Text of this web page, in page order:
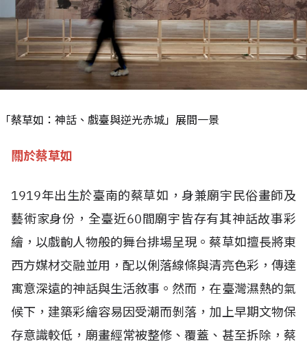
「蔡草如：神話、戲臺與逆光赤城」展間一景
關於蔡草如
1919年出生於臺南的蔡草如，身兼廟宇民俗畫師及
藝術家身份，全臺近60間廟宇皆存有其神話故事彩
繪，以戲齣人物般的舞台排場呈現。蔡草如擅長將東
西方媒材交融並用，配以俐落線條與清亮色彩，傳達
寓意深遠的神話與生活敘事。然而，在臺灣濕熱的氣
候下，建築彩繪容易因受潮而剝落，加上早期文物保
存意識較低，廟畫經常被整修、覆蓋、甚至拆除，蔡